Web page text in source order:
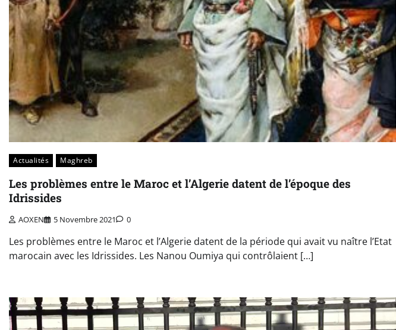
Actualités Maghreb
Les problèmes entre le Maroc et l’Algerie datent de l’époque des
Idrissides
AOXEN 5 Novembre 2021 0
Les problèmes entre le Maroc et l’Algerie datent de la période qui avait vu naître l’Etat
marocain avec les Idrissides. Les Nanou Oumiya qui contrôlaient […]